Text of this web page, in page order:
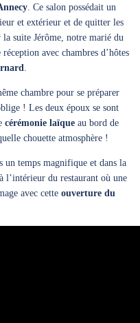
. Ce salon possédait un
et extérieur et de quitter les
suite Jérôme, notre marié du
réception avec chambres d’hôtes
chambre pour se préparer
! Les deux époux se sont
cérémonie laïque au bord de
chouette atmosphère !
un temps magnifique et dans la
l’intérieur du restaurant où une
avec cette ouverture du